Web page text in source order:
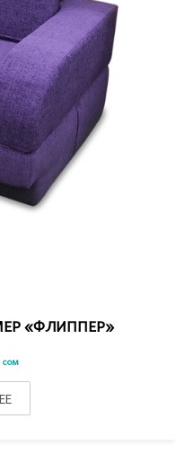
«ФЛИППЕР»
сом